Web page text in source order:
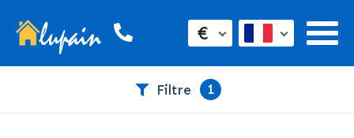
€
Filtre 1